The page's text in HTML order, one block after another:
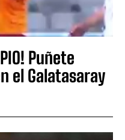
Puñete
el Galatasaray